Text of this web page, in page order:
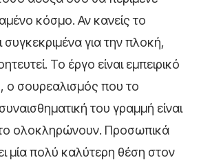
κόσμο. Αν κανείς το
για την πλοκή,
Το έργο είναι εμπειρικό
ο σουρεαλισμός που το
του γραμμή είναι
ολοκληρώνουν. Προσωπικά
μία πολύ καλύτερη θέση στον